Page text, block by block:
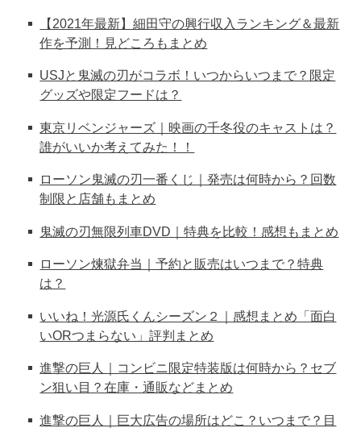
【2021年最新】細田守の興行収入ランキング＆最新
作を予測！見どころもまとめ
USJと鬼滅の刃がコラボ！いつからいつまで？限定
グッズや限定フードは？
東京リベンジャーズ｜映画の千冬役のキャストは？
誰がいいか考えてみた！！
ローソン鬼滅の刃一番くじ｜発売は何時から？回数
制限と店舗もまとめ
鬼滅の刃無限列車DVD｜特典を比較！感想もまとめ
ローソン煉獄弁当｜予約と販売はいつまで？特典
は？
いいね！光源氏くんシーズン２｜感想まとめ「面白
いORつまらない」評判まとめ
進撃の巨人｜コンビニ限定特装版は何時から？セブ
ン狙い目？在庫・通販などまとめ
進撃の巨人｜巨大広告の場所はどこ？いつまで？目